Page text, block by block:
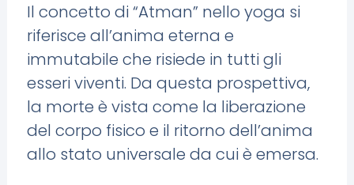
Il concetto di “Atman” nello yoga si
riferisce all’anima eterna e
immutabile che risiede in tutti gli
esseri viventi. Da questa prospettiva,
la morte è vista come la liberazione
del corpo fisico e il ritorno dell’anima
allo stato universale da cui è emersa.